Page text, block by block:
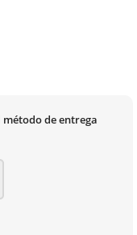
de entrega